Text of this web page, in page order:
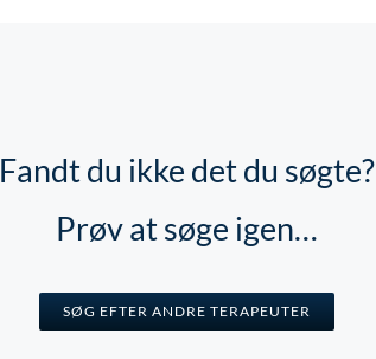
Fandt du ikke det du søgte?
Prøv at søge igen…
SØG EFTER ANDRE TERAPEUTER